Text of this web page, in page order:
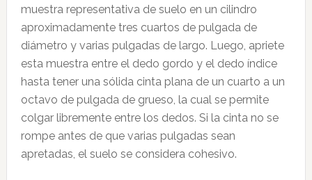
muestra representativa de suelo en un cilindro
aproximadamente tres cuartos de pulgada de
diámetro y varias pulgadas de largo. Luego, apriete
esta muestra entre el dedo gordo y el dedo índice
hasta tener una sólida cinta plana de un cuarto a un
octavo de pulgada de grueso, la cual se permite
colgar libremente entre los dedos. Si la cinta no se
rompe antes de que varias pulgadas sean
apretadas, el suelo se considera cohesivo.